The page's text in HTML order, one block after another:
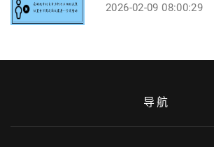
2026-02-09 08:00:29
导航